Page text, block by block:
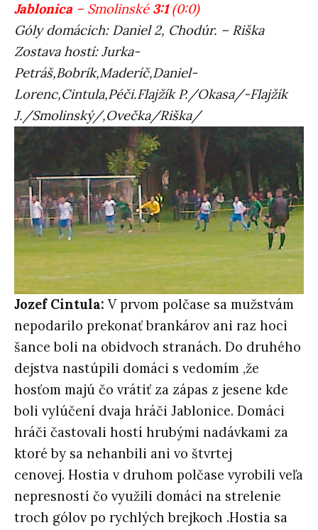
Jablonica – Smolinské 3:1(0:0)
Góly domácich: Daniel 2, Chodúr. – Riška
Zostava hostí: Jurka-
Petráš,Bobrík,Maderíč,Daniel-
Lorenc,Cintula,Péči.Flajžík P./Okasa/-Flajžík
J./Smolinský/,Ovečka/Riška/
Jozef Cintula: V prvom polčase sa mužstvám
nepodarilo prekonať brankárov ani raz hoci
šance boli na obidvoch stranách. Do druhého
dejstva nastúpili domáci s vedomím ,že
hosťom majú čo vrátiť za zápas z jesene kde
boli vylúčení dvaja hráči Jablonice. Domáci
hráči častovali hostí hrubými nadávkami za
ktoré by sa nehanbili ani vo štvrtej
cenovej. Hostia v druhom polčase vyrobili veľa
nepresností čo využili domáci na strelenie
troch gólov po rychlých brejkoch .Hostia sa